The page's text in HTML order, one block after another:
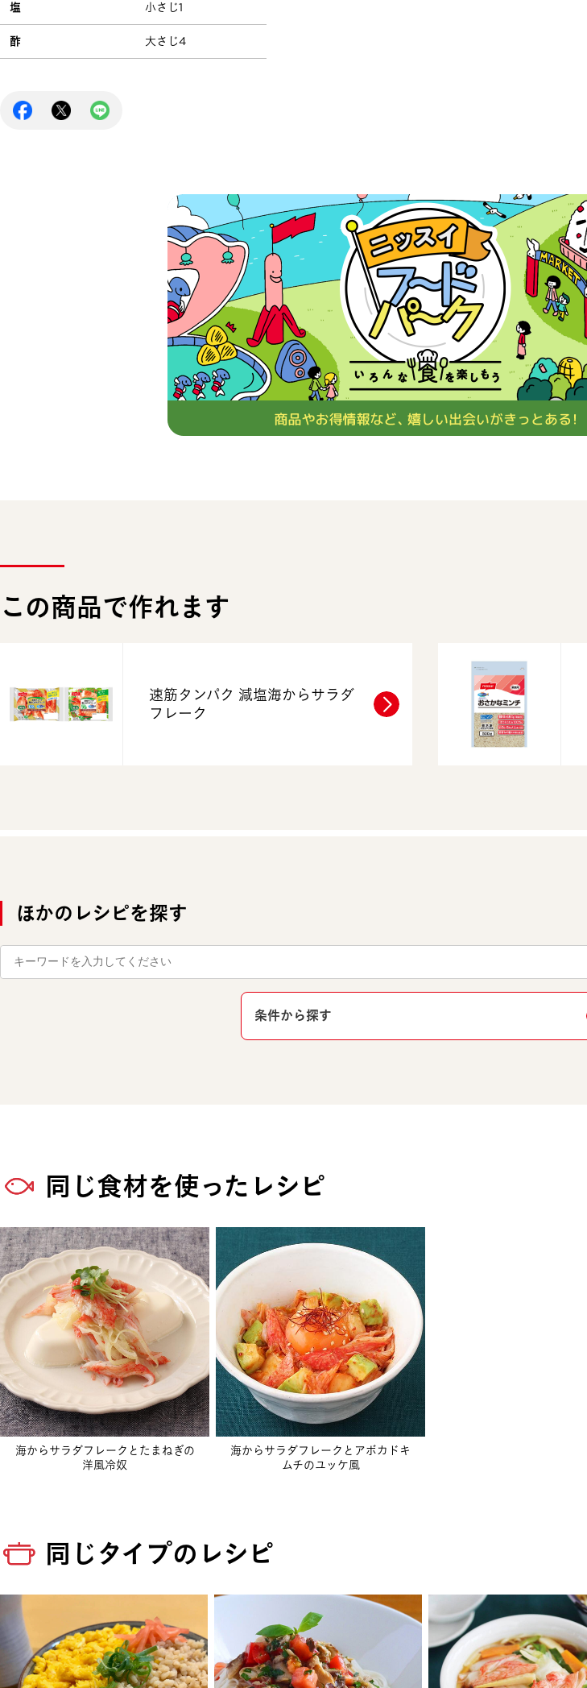
塩 小さじ1
酢 大さじ4
この商品で作れます
速筋タンパク 減塩海からサラダ
フレーク
ほかのレシピを探す
条件から探す
同じ食材を使ったレシピ
海からサラダフレークとたまねぎの
洋風冷奴
海からサラダフレークとアボカドキ
ムチのユッケ風
同じタイプのレシピ